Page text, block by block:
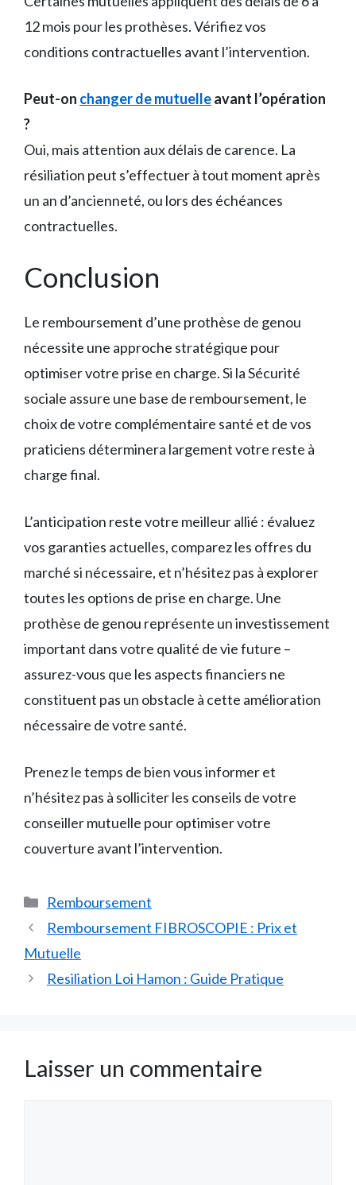
12 mois pour les prothèses. Vérifiez vos
conditions contractuelles avant l’intervention.
Peut-on changer de mutuelleavant l’opération
?
Oui, mais attention aux délais de carence. La
résiliation peut s’effectuer à tout moment après
un an d’ancienneté, ou lors des échéances
contractuelles.
Conclusion
Le remboursement d’une prothèse de genou
nécessite une approche stratégique pour
optimiser votre prise en charge. Si la Sécurité
sociale assure une base de remboursement, le
choix de votre complémentaire santé et de vos
praticiens déterminera largement votre reste à
charge final.
L’anticipation reste votre meilleur allié : évaluez
vos garanties actuelles, comparez les offres du
marché si nécessaire, et n’hésitez pas à explorer
toutes les options de prise en charge. Une
prothèse de genou représente un investissement
important dans votre qualité de vie future –
assurez-vous que les aspects financiers ne
constituent pas un obstacle à cette amélioration
nécessaire de votre santé.
Prenez le temps de bien vous informer et
n’hésitez pas à solliciter les conseils de votre
conseiller mutuelle pour optimiser votre
couverture avant l’intervention.
Catégories
Remboursement
Remboursement FIBROSCOPIE : Prix et
Mutuelle
Resiliation Loi Hamon : Guide Pratique
Laisser un commentaire